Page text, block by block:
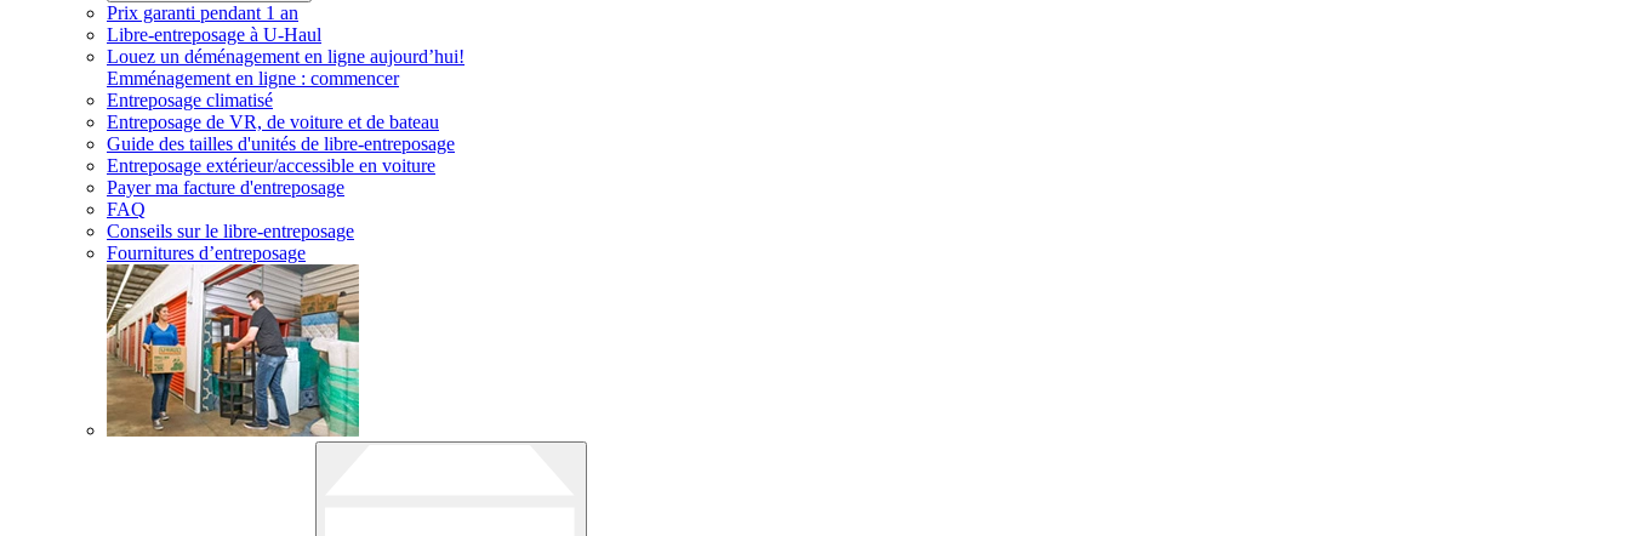
Prix garanti pendant 1 an
Libre-entreposage à U-Haul
Louez un déménagement en ligne aujourd’hui!
Emménagement en ligne : commencer
Entreposage climatisé
Entreposage de VR, de voiture et de bateau
Guide des tailles d'unités de libre-entreposage
Entreposage extérieur/accessible en voiture
Payer ma facture d'entreposage
FAQ
Conseils sur le libre-entreposage
Fournitures d’entreposage